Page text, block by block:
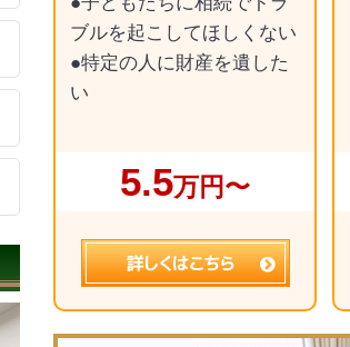
ブルを起こしてほしくない
●特定の人に財産を遺した
い
5.5万円〜